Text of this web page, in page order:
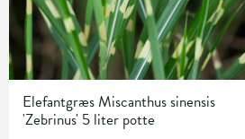
Elefantgræs Miscanthus sinensis
'Zebrinus' 5 liter potte